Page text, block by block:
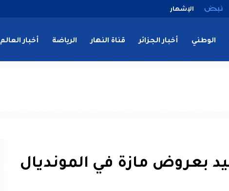
الإشهار
الوطني أخبار الجزائر قناة النهار الرياضة أخبار العالم
بعروض مازة في المونديال